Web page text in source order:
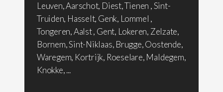
Leuven, Aarschot, Diest, Tienen , Sint-
Truiden, Hasselt, Genk, Lommel ,
Tongeren, Aalst , Gent, Lokeren, Zelzate,
Bornem, Sint-Niklaas, Brugge, Oostende,
Waregem, Kortrijk, Roeselare, Maldegem,
Knokke, ...